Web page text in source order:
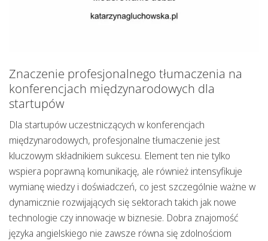
Znaczenie profesjonalnego tłumaczenia na
konferencjach międzynarodowych dla
startupów
Dla startupów uczestniczących w konferencjach
międzynarodowych, profesjonalne tłumaczenie jest
kluczowym składnikiem sukcesu. Element ten nie tylko
wspiera poprawną komunikację, ale również intensyfikuje
wymianę wiedzy i doświadczeń, co jest szczególnie ważne w
dynamicznie rozwijających się sektorach takich jak nowe
technologie czy innowacje w biznesie. Dobra znajomość
języka angielskiego nie zawsze równa się zdolnościom